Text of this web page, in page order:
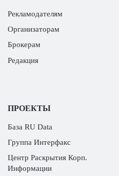
Рекламодателям
Организаторам
Брокерам
Редакция
ПРОЕКТЫ
База RU Data
Группа Интерфакс
Центр Раскрытия Корп.
Информации